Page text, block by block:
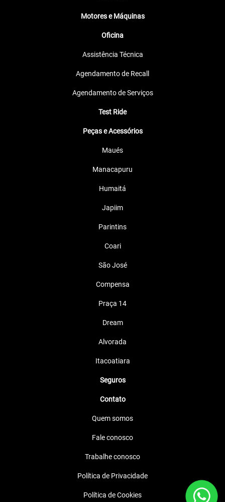
Motores e Máquinas
Oficina
Assistência Técnica
Agendamento de Recall
Agendamento de Serviços
Test Ride
Peças e Acessórios
Maués
Manacapuru
Humaitá
Japiim
Parintins
Coari
São José
Compensa
Praça 14
Dream
Alvorada
Itacoatiara
Seguros
Contato
Quem somos
Fale conosco
Trabalhe conosco
Política de Privacidade
Política de Cookies